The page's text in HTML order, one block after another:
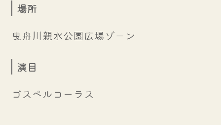
場所
曳舟川親水公園広場ゾーン
演目
ゴスペルコーラス